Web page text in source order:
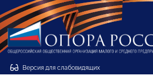
Версия для слабовидящих